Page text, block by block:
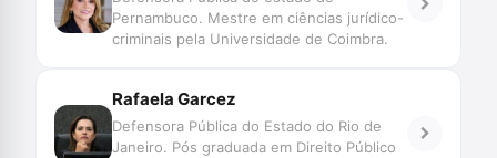
Pernambuco. Mestre em ciências jurídico-
criminais pela Universidade de Coimbra.
Rafaela Garcez
Defensora Pública do Estado do Rio de
Janeiro. Pós graduada em Direito Público